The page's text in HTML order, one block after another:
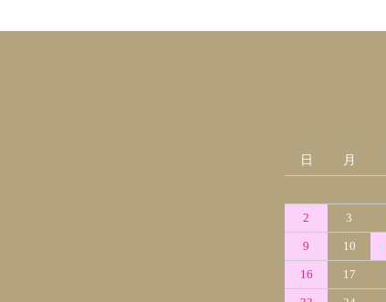
日 月
2 3
9 10
16 17